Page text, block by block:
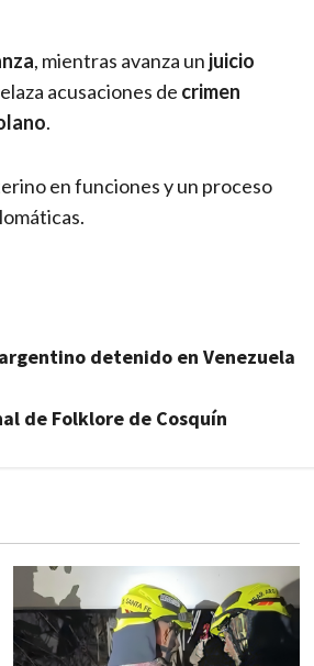
, mientras avanza un juicio
acusaciones de crimen
.
en funciones y un proceso
detenido en Venezuela
de Folklore de Cosquín